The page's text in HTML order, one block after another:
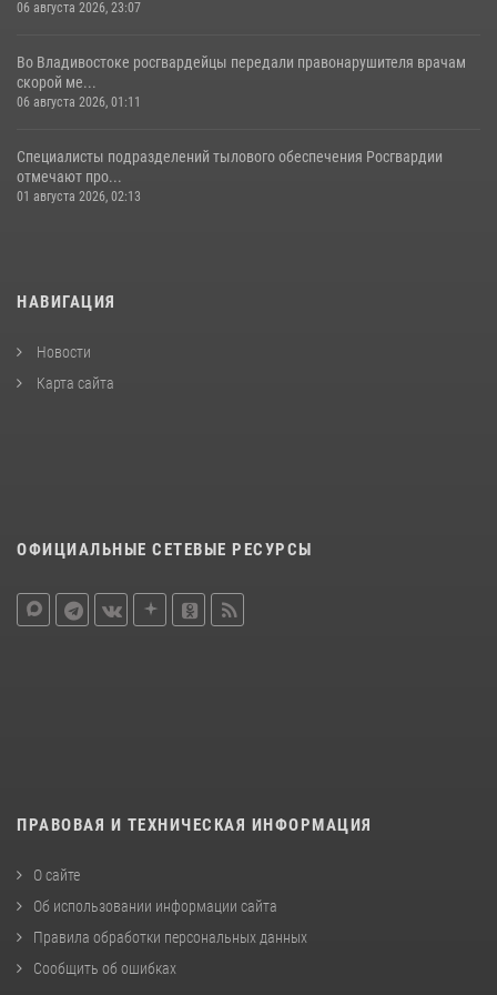
06 августа 2026, 23:07
Во Владивостоке росгвардейцы передали правонарушителя врачам
скорой ме...
06 августа 2026, 01:11
Специалисты подразделений тылового обеспечения Росгвардии
отмечают про...
01 августа 2026, 02:13
НАВИГАЦИЯ
Новости
Карта сайта
ОФИЦИАЛЬНЫЕ СЕТЕВЫЕ РЕСУРСЫ
ПРАВОВАЯ И ТЕХНИЧЕСКАЯ ИНФОРМАЦИЯ
О сайте
Об использовании информации сайта
Правила обработки персональных данных
Сообщить об ошибках